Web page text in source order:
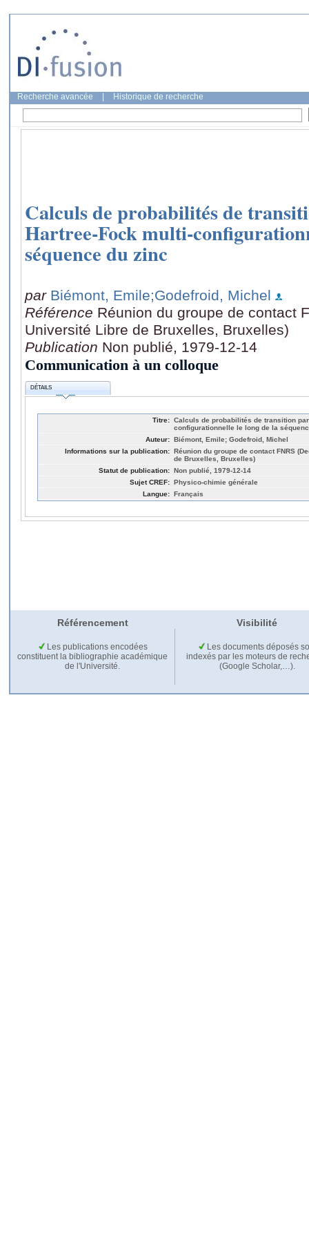
Recherche avancée Historique de recherche
Calculs de probabilités de
Hartree-Fock multi-
séquence du zinc
par Biémont, Emile;Godefroid, Michel
Référence Réunion du groupe de contact
Université Libre de Bruxelles, Bruxelles)
Publication Non publié, 1979-12-14
Communication à un colloque
DÉTAILS
Titre: Calculs de probabilités de transition
configurationnelle le long de la
Auteur: Biémont, Emile; Godefroid, Michel
Informations sur la publication: Réunion du groupe de contact FNRS
de Bruxelles, Bruxelles)
Statut de publication: Non publié, 1979-12-14
Sujet CREF: Physico-chimie générale
Langue: Français
Référencement Visibilité
Les publications encodées
constituent la bibliographie académique
de l'Université.
Les documents déposés
indexés par les moteurs de
(Google Scholar,…).